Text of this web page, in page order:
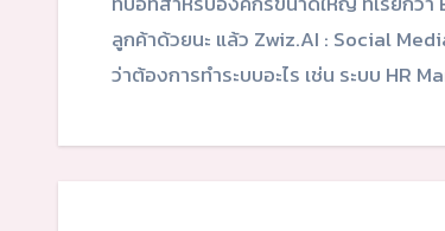
ลูกค้าด้วยนะ แล้ว Zwiz.AI : Social
ว่าต้องการทำระบบอะไร เช่น ระบบ HR